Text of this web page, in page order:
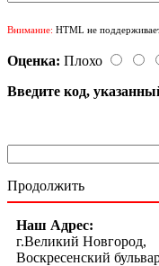
Внимание: HTML не
Оценка: Плохо
Введите код,
Продолжить
Наш Адрес:
г.Великий Новгород,
Воскресенский